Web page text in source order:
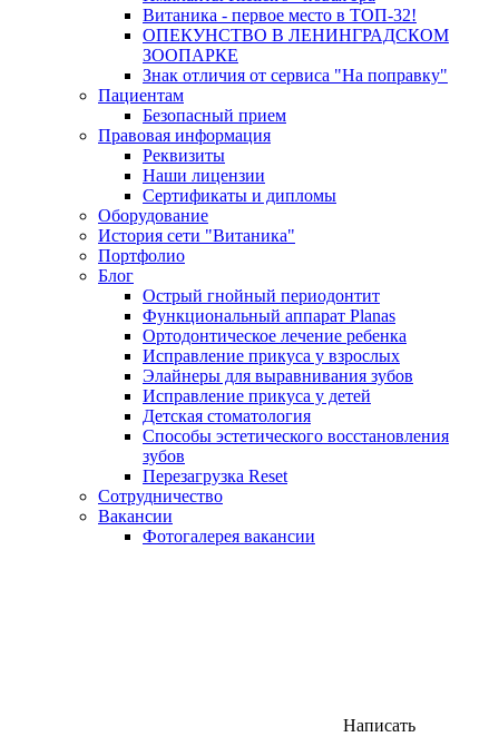
Витаника - первое место в ТОП-32!
ОПЕКУНСТВО В ЛЕНИНГРАДСКОМ
ЗООПАРКЕ
Знак отличия от сервиса "На поправку"
Пациентам
Безопасный прием
Правовая информация
Реквизиты
Наши лицензии
Сертификаты и дипломы
Оборудование
История сети "Витаника"
Портфолио
Блог
Острый гнойный периодонтит
Функциональный аппарат Planas
Ортодонтическое лечение ребенка
Исправление прикуса у взрослых
Элайнеры для выравнивания зубов
Исправление прикуса у детей
Детская стоматология
Способы эстетического восстановления
зубов
Перезагрузка Reset
Сотрудничество
Вакансии
Фотогалерея вакансии
Написать